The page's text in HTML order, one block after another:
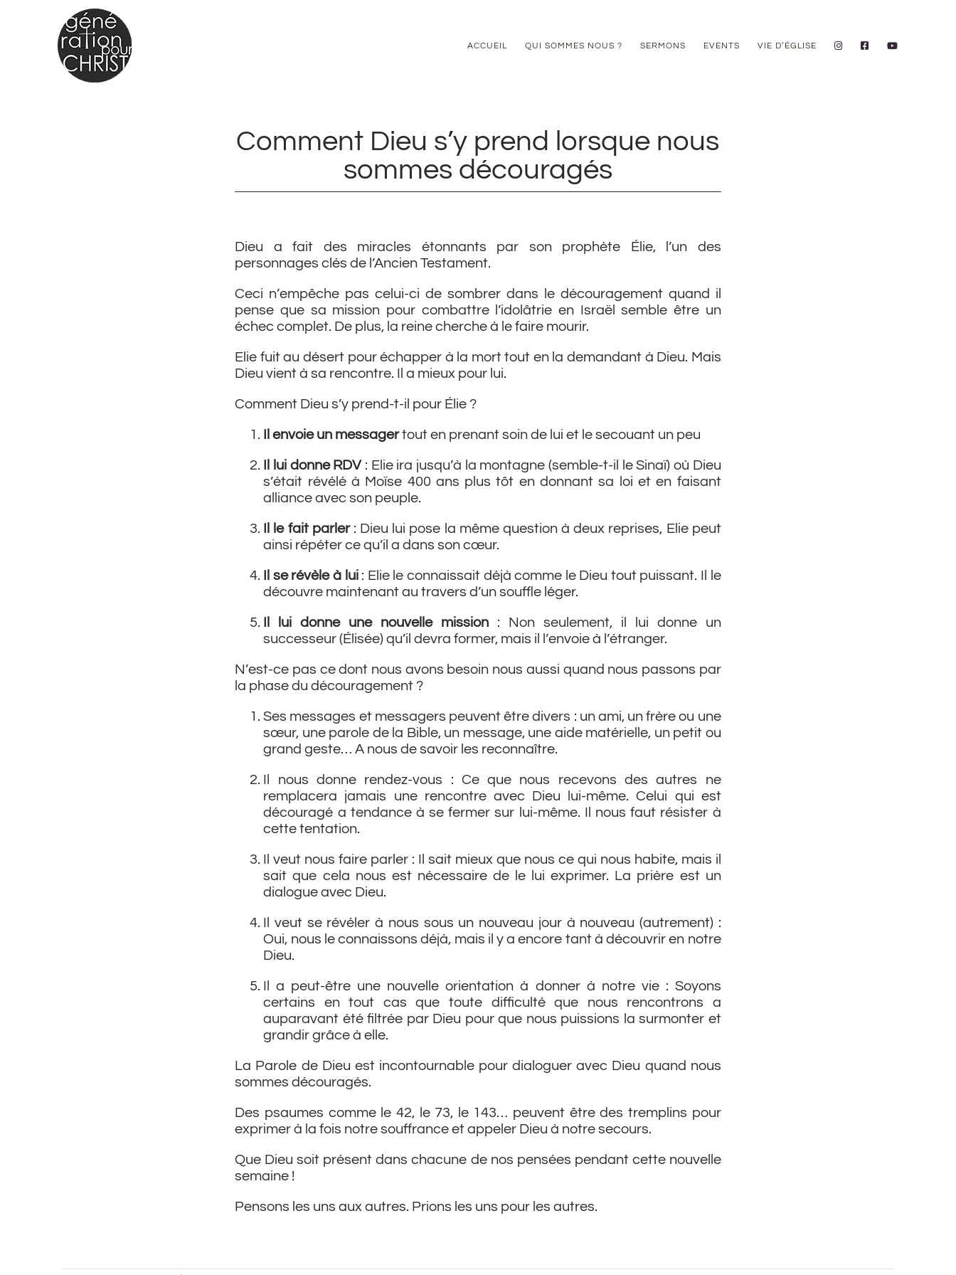
ACCUEIL QUI SOMMES NOUS ? SERMONS EVENTS VIE D’ÉGLISE
Comment Dieu s’y prend lorsque nous
sommes découragés
Dieu a fait des miracles étonnants par son prophète Élie, l’un des
personnages clés de l’Ancien Testament.
Ceci n’empêche pas celui-ci de sombrer dans le découragement quand il
pense que sa mission pour combattre l’idolâtrie en Israël semble être un
échec complet. De plus, la reine cherche à le faire mourir.
Elie fuit au désert pour échapper à la mort tout en la demandant à Dieu. Mais
Dieu vient à sa rencontre. Il a mieux pour lui.
Comment Dieu s’y prend-t-il pour Élie ?
Il envoie un messagertout en prenant soin de lui et le secouant un peu
Il lui donne RDV : Elie ira jusqu’à la montagne (semble-t-il le Sinaï) où Dieu
s’était révélé à Moïse 400 ans plus tôt en donnant sa loi et en faisant
alliance avec son peuple.
Il le fait parler: Dieu lui pose la même question à deux reprises, Elie peut
ainsi répéter ce qu’il a dans son cœur.
Il se révèle à lui: Elie le connaissait déjà comme le Dieu tout puissant. Il le
découvre maintenant au travers d’un souffle léger.
Il lui donne une nouvelle mission : Non seulement, il lui donne un
successeur (Élisée) qu’il devra former, mais il l’envoie à l’étranger.
N’est-ce pas ce dont nous avons besoin nous aussi quand nous passons par
la phase du découragement ?
Ses messages et messagers peuvent être divers : un ami, un frère ou une
sœur, une parole de la Bible, un message, une aide matérielle, un petit ou
grand geste… A nous de savoir les reconnaître.
Il nous donne rendez-vous : Ce que nous recevons des autres ne
remplacera jamais une rencontre avec Dieu lui-même. Celui qui est
découragé a tendance à se fermer sur lui-même. Il nous faut résister à
cette tentation.
Il veut nous faire parler : Il sait mieux que nous ce qui nous habite, mais il
sait que cela nous est nécessaire de le lui exprimer. La prière est un
dialogue avec Dieu.
Il veut se révéler à nous sous un nouveau jour à nouveau (autrement) :
Oui, nous le connaissons déjà, mais il y a encore tant à découvrir en notre
Dieu.
Il a peut-être une nouvelle orientation à donner à notre vie : Soyons
certains en tout cas que toute difficulté que nous rencontrons a
auparavant été filtrée par Dieu pour que nous puissions la surmonter et
grandir grâce à elle.
La Parole de Dieu est incontournable pour dialoguer avec Dieu quand nous
sommes découragés.
Des psaumes comme le 42, le 73, le 143… peuvent être des tremplins pour
exprimer à la fois notre souffrance et appeler Dieu à notre secours.
Que Dieu soit présent dans chacune de nos pensées pendant cette nouvelle
semaine !
Pensons les uns aux autres. Prions les uns pour les autres.